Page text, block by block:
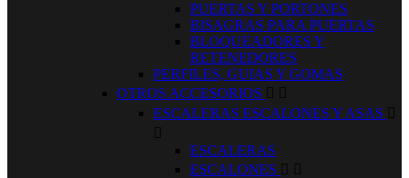
PUERTAS Y PORTONES
BISAGRAS PARA PUERTAS
BLOQUEADORES Y
RETENEDORES
PERFILES, GUIAS Y GOMAS
OTROS ACCESORIOS  
ESCALERAS ESCALONES Y ASAS 

ESCALERAS
ESCALONES  